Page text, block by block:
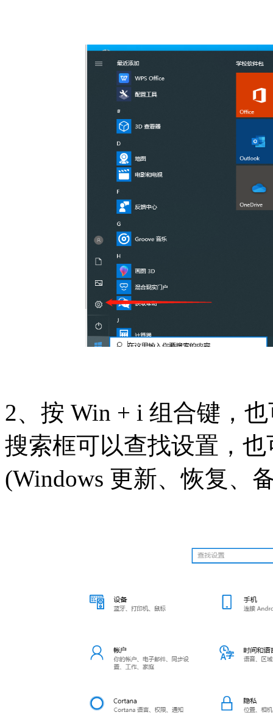
2、按 Win + i 组合键，
搜索框可以查找设置，
(Windows 更新、恢复、